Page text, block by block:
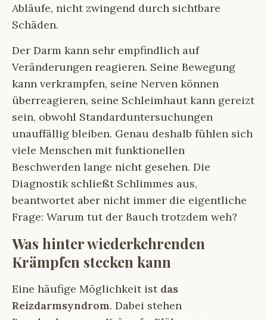
Abläufe, nicht zwingend durch sichtbare
Schäden.
Der Darm kann sehr empfindlich auf
Veränderungen reagieren. Seine Bewegung
kann verkrampfen, seine Nerven können
überreagieren, seine Schleimhaut kann gereizt
sein, obwohl Standarduntersuchungen
unauffällig bleiben. Genau deshalb fühlen sich
viele Menschen mit funktionellen
Beschwerden lange nicht gesehen. Die
Diagnostik schließt Schlimmes aus,
beantwortet aber nicht immer die eigentliche
Frage: Warum tut der Bauch trotzdem weh?
Was hinter wiederkehrenden
Krämpfen stecken kann
Eine häufige Möglichkeit ist das
Reizdarmsyndrom. Dabei stehen